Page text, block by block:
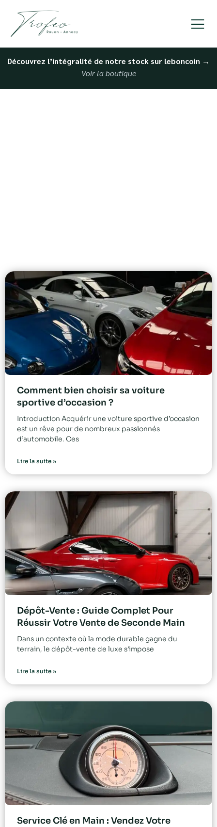
Découvrez l’intégralité de notre stock sur leboncoin →
Voir la boutique
Comment bien choisir sa voiture
sportive d’occasion ?
Introduction Acquérir une voiture sportive d’occasion
est un rêve pour de nombreux passionnés
d’automobile. Ces
Lire la suite »
Dépôt-Vente : Guide Complet Pour
Réussir Votre Vente de Seconde Main
Dans un contexte où la mode durable gagne du
terrain, le dépôt-vente de luxe s’impose
Lire la suite »
Service Clé en Main : Vendez Votre